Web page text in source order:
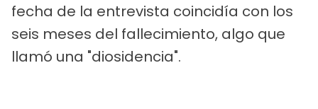
fecha de la entrevista coincidía con los
seis meses del fallecimiento, algo que
llamó una "diosidencia".